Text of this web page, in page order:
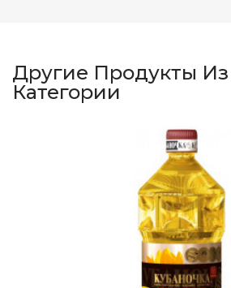
Другие Продукты Из
Категории